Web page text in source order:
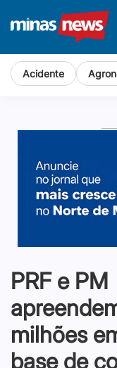
Acidente
PRF e PM
milhões
base de